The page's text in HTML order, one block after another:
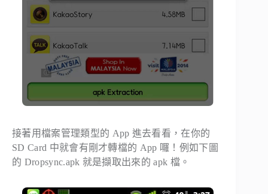
接著用檔案管理類型的 App 進去看看，在你的
SD Card 中就會有剛才轉檔的 App 囉！例如下圖
的 Dropsync.apk 就是擷取出來的 apk 檔。